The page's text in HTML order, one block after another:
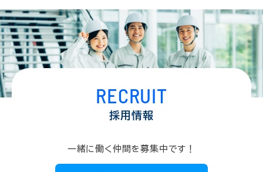
RECRUIT
採用情報
一緒に働く仲間を募集中です！